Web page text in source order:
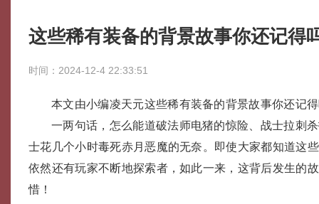
这些稀有装备的背景故事你还记得
时间：2024-12-4 22:33:51
本文由小编凌天元这些稀有装备的背景故事你还记
一两句话，怎么能道破法师电猪的惊险、战士拉刺
士花几个小时毒死赤月恶魔的无奈。即使大家都知道这
依然还有玩家不断地探索者，如此一来，这背后发生的
惜！